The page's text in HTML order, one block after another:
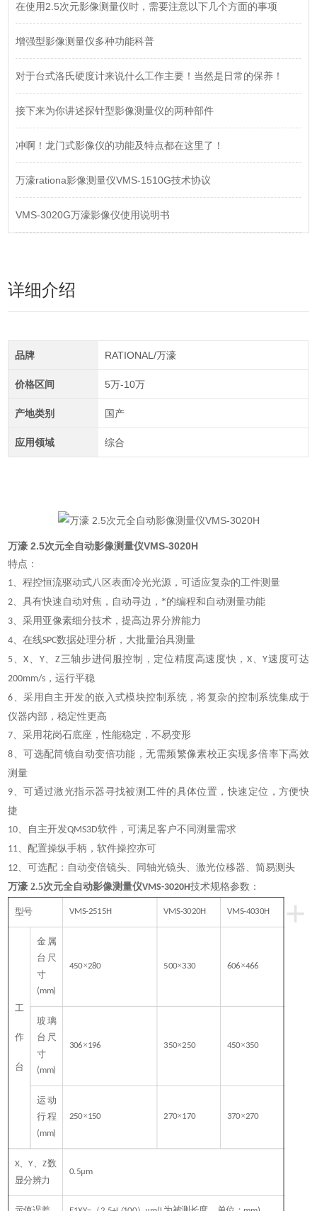
在使用2.5次元影像测量仪时，需要注意以下几个方面的事项
增强型影像测量仪多种功能科普
对于台式洛氏硬度计来说什么工作主要！当然是日常的保养！
接下来为你讲述探针型影像测量仪的两种部件
冲啊！龙门式影像仪的功能及特点都在这里了！
万濠rationa影像测量仪VMS-1510G技术协议
VMS-3020G万濠影像仪使用说明书
详细介绍
品牌 RATIONAL/万濠
价格区间 5万-10万
产地类别 国产
应用领域 综合
万濠 2.5次元全自动影像测量仪VMS-3020H
特点：
1、程控恒流驱动式八区表面冷光光源，可适应复杂的工件测量
2、具有快速自动对焦，自动寻边，*的编程和自动测量功能
3、采用亚像素细分技术，提高边界分辨能力
4、在线SPC数据处理分析，大批量治具测量
5、X、 Y、 Z三轴步进伺服控制，定位精度高速度快，X、Y速度可达
200mm/s ，运行平稳
6、采用自主开发的嵌入式模块控制系统，将复杂的控制系统集成于
仪器内部，稳定性更高
7、采用花岗石底座，性能稳定，不易变形
8、可选配筒镜自动变倍功能，无需频繁像素校正实现多倍率下高效
测量
9、可通过激光指示器寻找被测工件的具体位置，快速定位，方便快
捷
10、 自主开发QMS3D软件，可满足客户不同测量需求
11、 配置操纵手柄，软件操控亦可
12、可选配：自动变倍镜头、同轴光镜头、激光位移器、简易测头
万濠 2.5次元全自动影像测量仪VMS-3020H技术规格参数：
+
型号 VMS-2515H VMS-3020H VMS-4030H
工
作
台
金属
台尺
寸
(mm)
450×280 500×330 606×466
玻璃
台尺
寸
(mm)
306×196 350×250 450×350
运动
行程
(mm)
250×150 270×170 370×270
X、Y、Z数
显分辨力
0.5μm